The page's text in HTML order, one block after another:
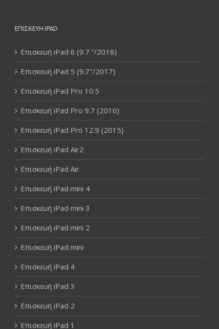
ΕΠΙΣΚΕΥΉ IPAD
Επισκευή iPad 6 (9.7 “/2018)
Επισκευή iPad 5 (9.7″/2017)
Επισκευή iPad Pro 10.5
Επισκευή iPad Pro 9.7 (2016)
Επισκευή iPad Pro 12.9 (2015)
Επισκευή iPad Air2
Επισκευή iPad Air
Επισκευή iPad mini 4
Επισκευή iPad mini 3
Επισκευή iPad mini 2
Επισκευή iPad mini
Επισκευή iPad 4
Επισκευή iPad 3
Επισκευή iPad 2
Επισκευή iPad 1